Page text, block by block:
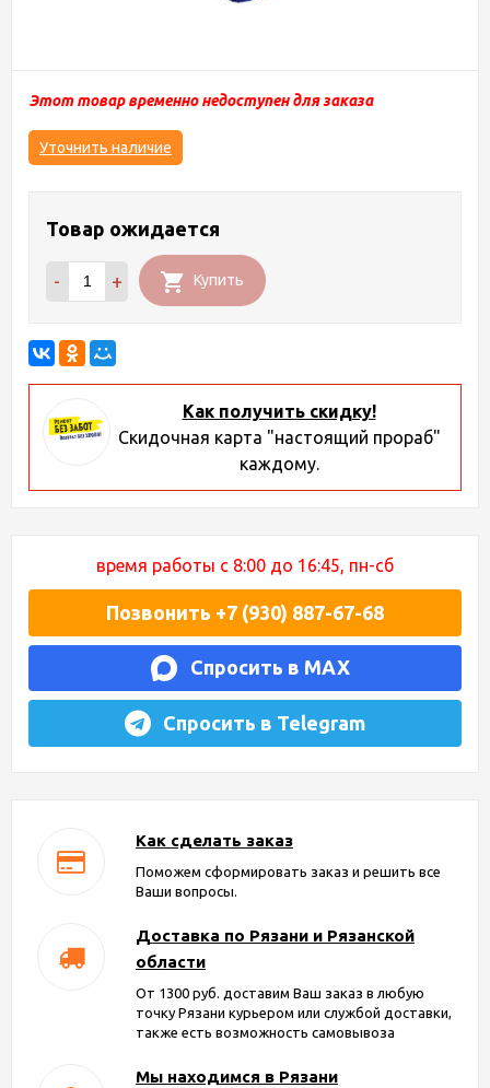
Этот товар временно недоступен для заказа
Уточнить наличие
Товар ожидается
- + Купить
Как получить скидку!
Скидочная карта "настоящий прораб"
каждому.
время работы с 8:00 до 16:45, пн-сб
Позвонить +7 (930) 887-67-68
Спросить в MAX
Спросить в Telegram
Как сделать заказ
Поможем сформировать заказ и решить все
Ваши вопросы.
Доставка по Рязани и Рязанской
области
От 1300 руб. доставим Ваш заказ в любую
точку Рязани курьером или службой доставки,
также есть возможность самовывоза
Мы находимся в Рязани